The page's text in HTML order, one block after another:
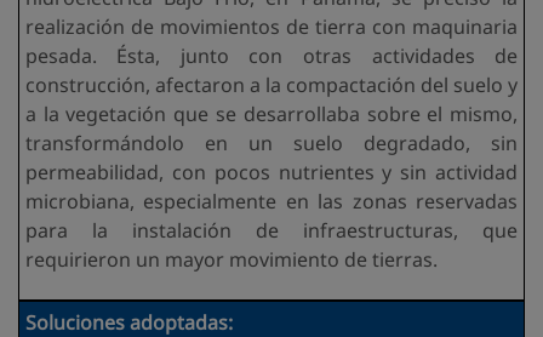
realización de movimientos de tierra con maquinaria
pesada. Ésta, junto con otras actividades de
construcción, afectaron a la compactación del suelo y
a la vegetación que se desarrollaba sobre el mismo,
transformándolo en un suelo degradado, sin
permeabilidad, con pocos nutrientes y sin actividad
microbiana, especialmente en las zonas reservadas
para la instalación de infraestructuras, que
requirieron un mayor movimiento de tierras.
Soluciones adoptadas: